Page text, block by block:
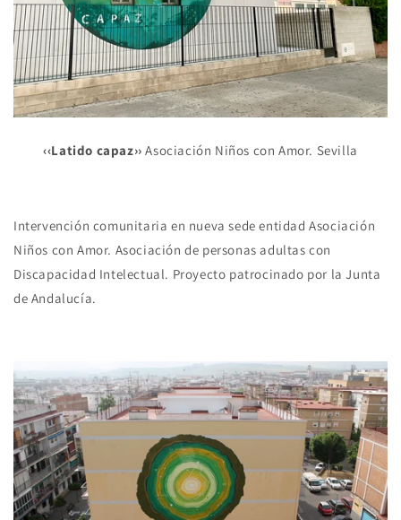
‹‹Latido capaz›› Asociación Niños con Amor. Sevilla
Intervención comunitaria en nueva sede entidad Asociación
Niños con Amor. Asociación de personas adultas con
Discapacidad Intelectual. Proyecto patrocinado por la Junta
de Andalucía.